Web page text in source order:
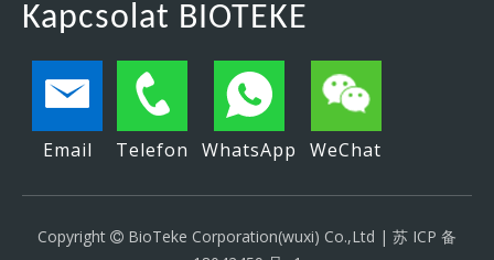
Kapcsolat BIOTEKE
Email Telefon WhatsApp WeChat
Copyright  BioTeke Corporation(wuxi) Co.,Ltd | 苏 ICP 备